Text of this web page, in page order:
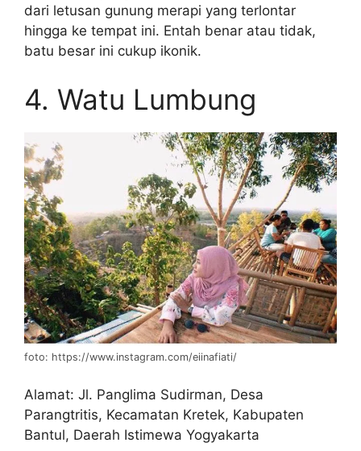
dari letusan gunung merapi yang terlontar
hingga ke tempat ini. Entah benar atau tidak,
batu besar ini cukup ikonik.
4. Watu Lumbung
foto: https://www.instagram.com/eiinafiati/
Alamat: Jl. Panglima Sudirman, Desa
Parangtritis, Kecamatan Kretek, Kabupaten
Bantul, Daerah Istimewa Yogyakarta